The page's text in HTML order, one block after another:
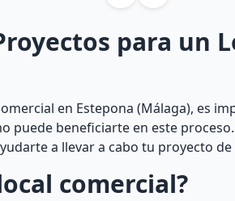
para un
en Estepona (Málaga), es
puede beneficiarte en este
a llevar a cabo tu proyecto
comercial?